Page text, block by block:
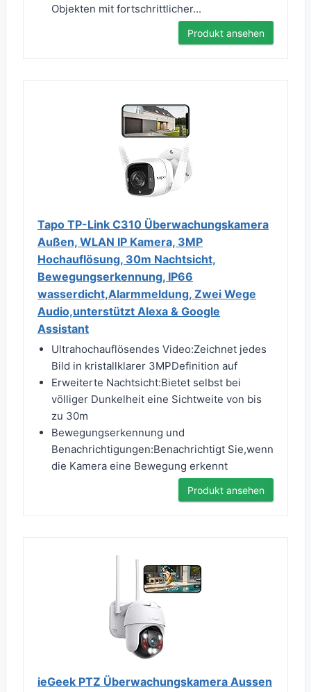
Objekten mit fortschrittlicher...
Produkt ansehen
Tapo TP-Link C310 Überwachungskamera
Außen, WLAN IP Kamera, 3MP
Hochauflösung, 30m Nachtsicht,
Bewegungserkennung, IP66
wasserdicht,Alarmmeldung, Zwei Wege
Audio,unterstützt Alexa & Google
Assistant
Ultrahochauflösendes Video:Zeichnet jedes
Bild in kristallklarer 3MPDefinition auf
Erweiterte Nachtsicht:Bietet selbst bei
völliger Dunkelheit eine Sichtweite von bis
zu 30m
Bewegungserkennung und
Benachrichtigungen:Benachrichtigt Sie,wenn
die Kamera eine Bewegung erkennt
Produkt ansehen
ieGeek PTZ Überwachungskamera Aussen